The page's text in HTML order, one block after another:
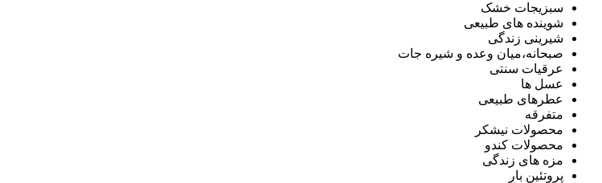
سبزیجات خشک
شوینده های طبیعی
شیرینی زندگی
صبحانه،میان وعده و شیره جات
عرقیات سنتی
عسل ها
عطرهای طبیعی
متفرقه
محصولات نیشکر
محصولات کندو
مزه های زندگی
پروتئین بار